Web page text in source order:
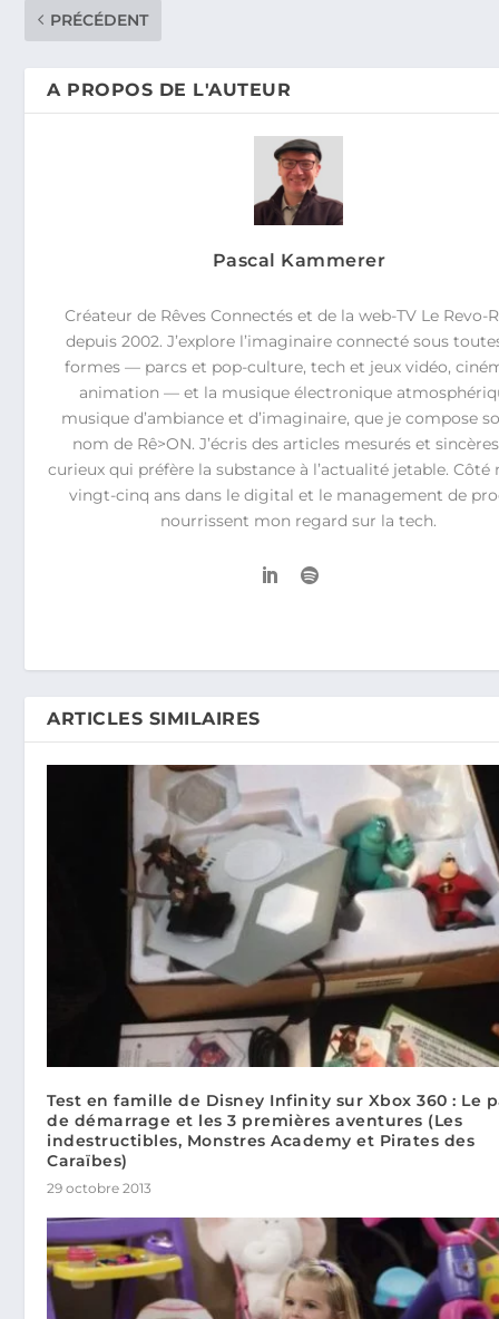
PRÉCÉDENT
A PROPOS DE L'AUTEUR
Pascal Kammerer
Créateur de Rêves Connectés et de la web-TV Le Revo-
depuis 2002. J’explore l’imaginaire connecté sous
formes — parcs et pop-culture, tech et jeux vidéo,
animation — et la musique électronique
musique d’ambiance et d’imaginaire, que je compose
nom de Rê>ON. J’écris des articles mesurés et
curieux qui préfère la substance à l’actualité jetable. Côté
vingt-cinq ans dans le digital et le management de
nourrissent mon regard sur la tech.
ARTICLES SIMILAIRES
Test en famille de Disney Infinity sur Xbox 360 : Le
de démarrage et les 3 premières aventures (Les
indestructibles, Monstres Academy et Pirates des
Caraïbes)
29 octobre 2013